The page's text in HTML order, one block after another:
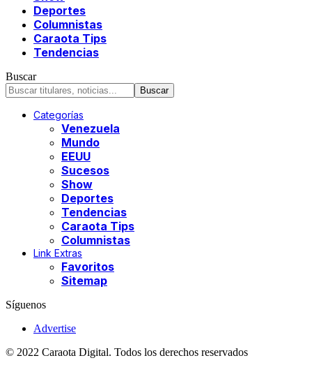
Deportes
Columnistas
Caraota Tips
Tendencias
Buscar
Categorías
Venezuela
Mundo
EEUU
Sucesos
Show
Deportes
Tendencias
Caraota Tips
Columnistas
Link Extras
Favoritos
Sitemap
Síguenos
Advertise
© 2022 Caraota Digital. Todos los derechos reservados